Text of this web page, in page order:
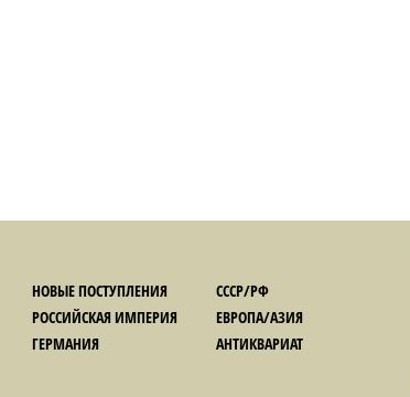
НОВЫЕ ПОСТУПЛЕНИЯ
РОССИЙСКАЯ ИМПЕРИЯ
ГЕРМАНИЯ
СССР/РФ
ЕВРОПА/АЗИЯ
АНТИКВАРИАТ